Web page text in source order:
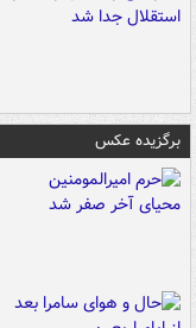
برگزیده عکس